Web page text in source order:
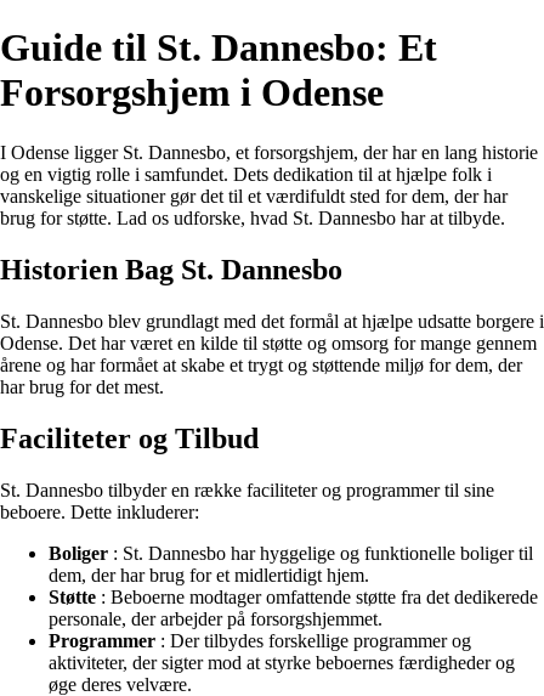
Guide til St. Dannesbo: Et
Forsorgshjem i Odense
I Odense ligger St. Dannesbo, et forsorgshjem, der har en lang historie
og en vigtig rolle i samfundet. Dets dedikation til at hjælpe folk i
vanskelige situationer gør det til et værdifuldt sted for dem, der har
brug for støtte. Lad os udforske, hvad St. Dannesbo har at tilbyde.
Historien Bag St. Dannesbo
St. Dannesbo blev grundlagt med det formål at hjælpe udsatte borgere i
Odense. Det har været en kilde til støtte og omsorg for mange gennem
årene og har formået at skabe et trygt og støttende miljø for dem, der
har brug for det mest.
Faciliteter og Tilbud
St. Dannesbo tilbyder en række faciliteter og programmer til sine
beboere. Dette inkluderer:
Boliger : St. Dannesbo har hyggelige og funktionelle boliger til
dem, der har brug for et midlertidigt hjem.
Støtte : Beboerne modtager omfattende støtte fra det dedikerede
personale, der arbejder på forsorgshjemmet.
Programmer : Der tilbydes forskellige programmer og
aktiviteter, der sigter mod at styrke beboernes færdigheder og
øge deres velvære.